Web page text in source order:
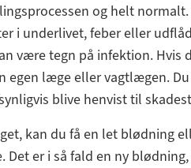
og helt
i underlivet, feber eller
være tegn på infektion. Hvis
egen læge eller vagtlægen.
blive henvist til
kan du få en let blødning
Det er i så fald en ny